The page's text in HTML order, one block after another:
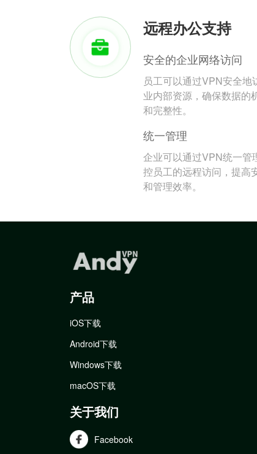
远程办公支持
安全的企业网络访问
员工可以通过VPN安全地
业内部资源，确保数据的
和完整性。
统一管理
企业可以通过VPN统一管
控员工的远程访问，提高
和管理效率。
产品
iOS下载
Android下载
Windows下载
macOS下载
关于我们
Facebook